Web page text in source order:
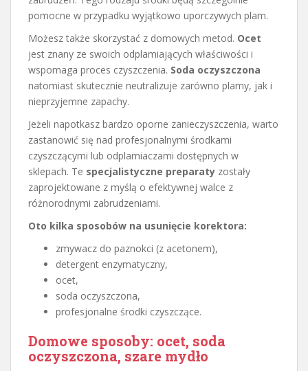
pomocne w przypadku wyjątkowo uporczywych plam.
Możesz także skorzystać z domowych metod. Ocet
jest znany ze swoich odplamiających właściwości i
wspomaga proces czyszczenia. Soda oczyszczona
natomiast skutecznie neutralizuje zarówno plamy, jak i
nieprzyjemne zapachy.
Jeżeli napotkasz bardzo oporne zanieczyszczenia, warto
zastanowić się nad profesjonalnymi środkami
czyszczącymi lub odplamiaczami dostępnych w
sklepach. Te specjalistyczne preparaty zostały
zaprojektowane z myślą o efektywnej walce z
różnorodnymi zabrudzeniami.
Oto kilka sposobów na usunięcie korektora:
zmywacz do paznokci (z acetonem),
detergent enzymatyczny,
ocet,
soda oczyszczona,
profesjonalne środki czyszczące.
Domowe sposoby: ocet, soda
oczyszczona, szare mydło